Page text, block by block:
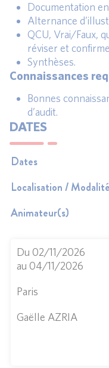
Documentation
Alternance
QCU, Vrai/Faux,
réviser et
Synthèses.
Connaissances
Bonnes
d’audit.
DATES
Dates
Localisation / Modalité
Animateur(s)
Du 02/11/2026
au 04/11/2026
Paris
Gaëlle AZRIA